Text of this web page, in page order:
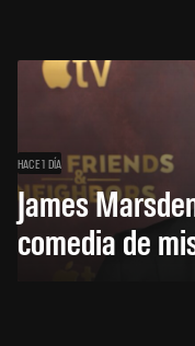
HACE 1 DÍA
James
comedia de